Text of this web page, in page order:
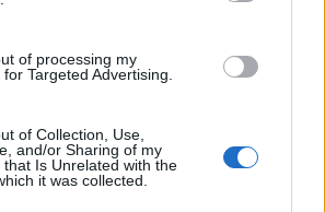
of processing my
Targeted Advertising.
of Collection, Use,
and/or Sharing of my
that Is Unrelated with the
it was collected.